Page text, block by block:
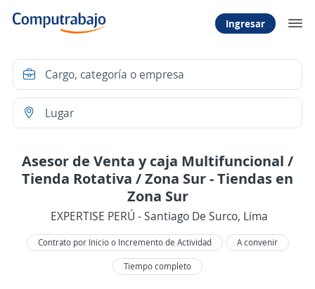
Ingresar
Asesor de Venta y caja Multifuncional /
Tienda Rotativa / Zona Sur - Tiendas en
Zona Sur
EXPERTISE PERÚ - Santiago De Surco, Lima
Contrato por Inicio o Incremento de Actividad
A convenir
Tiempo completo